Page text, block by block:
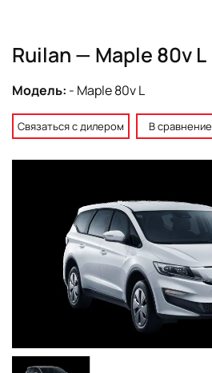
Ruilan — Maple 80v L
Модель: - Maple 80v L
Связаться с дилером В сравнение